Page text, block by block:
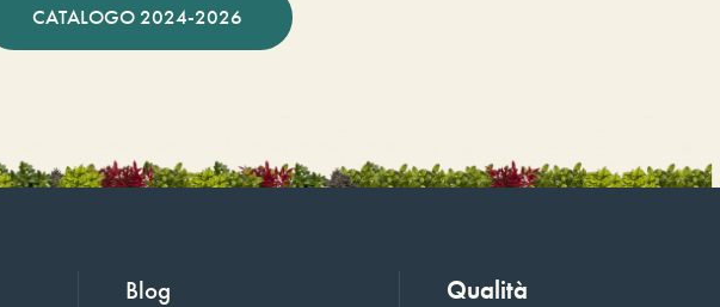
CATALOGO 2024-2026
Blog Qualità